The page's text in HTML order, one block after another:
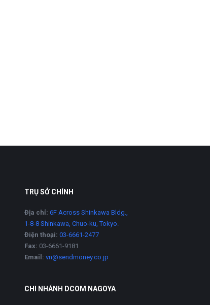
TRỤ SỞ CHÍNH
Địa chỉ: 6F Across Shinkawa Bldg.,
1-8-8 Shinkawa, Chuo-ku, Tokyo.
Điện thoại: 03-6661-2477
Fax: 03-6661-9181
Email: vn@sendmoney.co.jp
CHI NHÁNH DCOM NAGOYA